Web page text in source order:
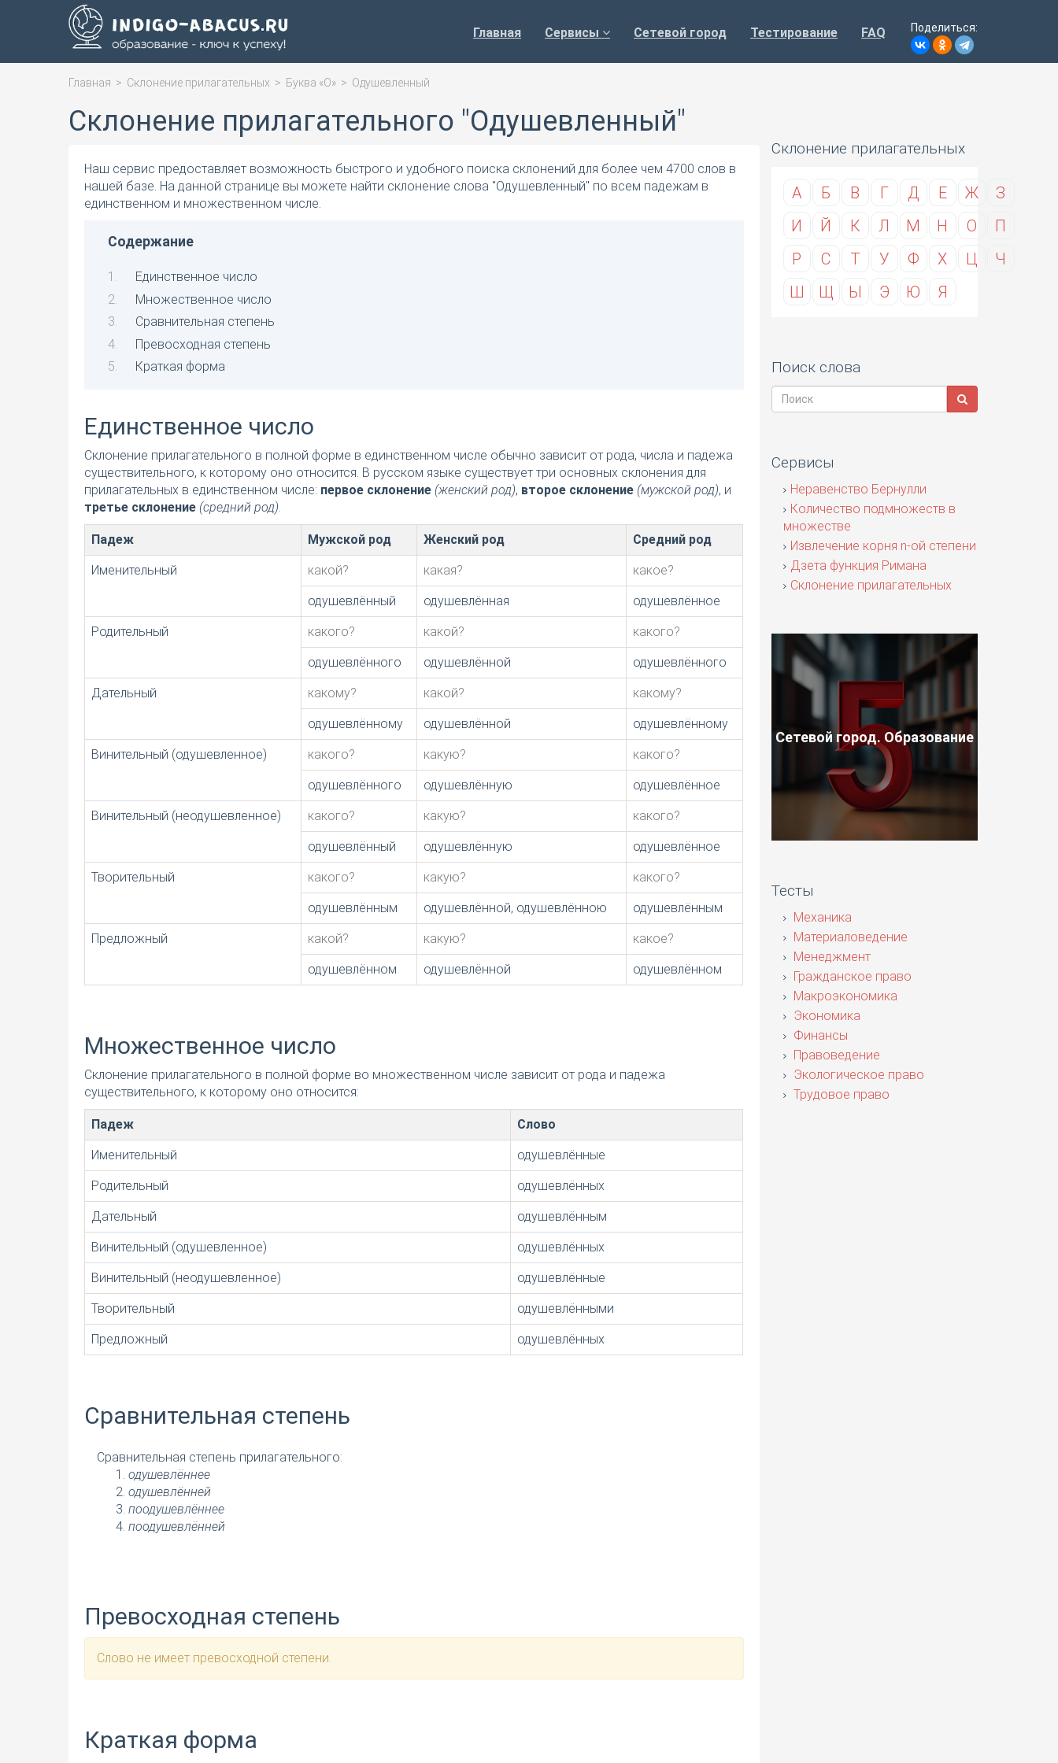
Главная Сервисы Сетевой город Тестирование FAQ Поделиться:
Главная > Склонение прилагательных > Буква «О» > Одушевленный
Склонение прилагательного "Одушевленный"
Наш сервис предоставляет возможность быстрого и удобного поиска склонений для более чем 4700 слов в
нашей базе. На данной странице вы можете найти склонение слова "Одушевленный" по всем падежам в
единственном и множественном числе.
Содержание
Единственное число
Множественное число
Сравнительная степень
Превосходная степень
Краткая форма
Единственное число
Склонение прилагательного в полной форме в единственном числе обычно зависит от рода, числа и падежа
существительного, к которому оно относится. В русском языке существует три основных склонения для
прилагательных в единственном числе: первое склонение (женский род), второе склонение (мужской род), и
третье склонение (средний род).
Падеж Мужской род Женский род Средний род
Именительный какой? какая? какое?
одушевлённый одушевлённая одушевлённое
Родительный какого? какой? какого?
одушевлённого одушевлённой одушевлённого
Дательный какому? какой? какому?
одушевлённому одушевлённой одушевлённому
Винительный (одушевленное) какого? какую? какого?
одушевлённого одушевлённую одушевлённое
Винительный (неодушевленное) какого? какую? какого?
одушевлённый одушевлённую одушевлённое
Творительный какого? какую? какого?
одушевлённым одушевлённой, одушевлённою одушевлённым
Предложный какой? какую? какое?
одушевлённом одушевлённой одушевлённом
Множественное число
Склонение прилагательного в полной форме во множественном числе зависит от рода и падежа
существительного, к которому оно относится:
Падеж Слово
Именительный одушевлённые
Родительный одушевлённых
Дательный одушевлённым
Винительный (одушевленное) одушевлённых
Винительный (неодушевленное) одушевлённые
Творительный одушевлёнными
Предложный одушевлённых
Сравнительная степень
Сравнительная степень прилагательного:
одушевлённее
одушевлённей
поодушевлённее
поодушевлённей
Превосходная степень
Слово не имеет превосходной степени.
Краткая форма
Склонение прилагательных
А Б В Г Д Е Ж
З
И
Й К Л М Н О
П
Р
С Т У Ф Х Ц
Ч
Ш
Щ Ы Э Ю Я
Поиск слова
Сервисы
Неравенство Бернулли
Количество подмножеств в
множестве
Извлечение корня n-ой степени
Дзета функция Римана
Склонение прилагательных
Сетевой город. Образование
Тесты
Механика
Материаловедение
Менеджмент
Гражданское право
Макроэкономика
Экономика
Финансы
Правоведение
Экологическое право
Трудовое право